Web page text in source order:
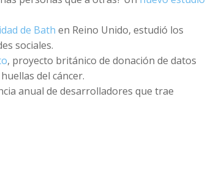
de Bath en Reino Unido, estudió los
sociales.
, proyecto británico de donación de datos
del cáncer.
anual de desarrolladores que trae